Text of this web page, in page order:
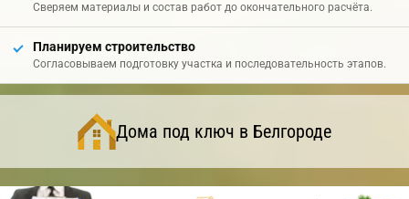
Сверяем материалы и состав работ до окончательного расчёта.
Планируем строительство
Согласовываем подготовку участка и последовательность этапов.
Дома под ключ в Белгороде